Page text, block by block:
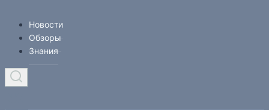
Новости
Обзоры
Знания